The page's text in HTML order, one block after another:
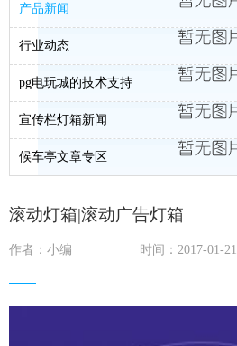
产品新闻
行业动态
pg电玩城的技术支持
宣传栏灯箱新闻
候车亭文章专区
滚动灯箱|滚动广告灯箱
作者：小编 时间：2017-01-21